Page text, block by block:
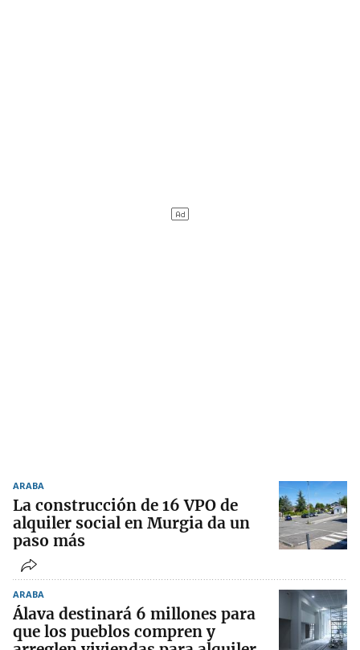
ARABA
La construcción de 16 VPO de
alquiler social en Murgia da un
paso más
ARABA
Álava destinará 6 millones para
que los pueblos compren y